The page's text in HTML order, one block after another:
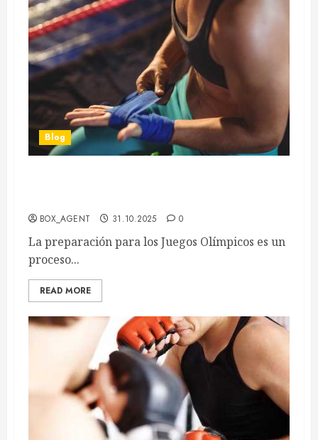
Blog
BOX_AGENT 31.10.2025 0
La preparación para los Juegos Olímpicos es un
proceso...
READ MORE